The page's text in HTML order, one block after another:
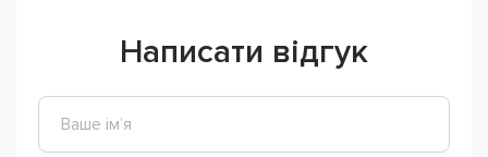
Написати відгук